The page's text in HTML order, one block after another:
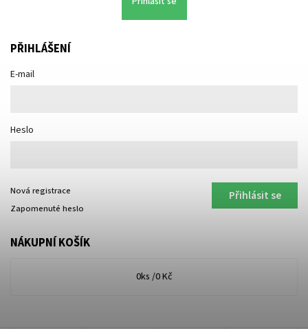
PŘIHLÁŠENÍ
E-mail
Heslo
Přihlásit se
Nová registrace
Zapomenuté heslo
NÁKUPNÍ KOŠÍK
0ks /0 Kč